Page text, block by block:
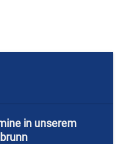
in unserem